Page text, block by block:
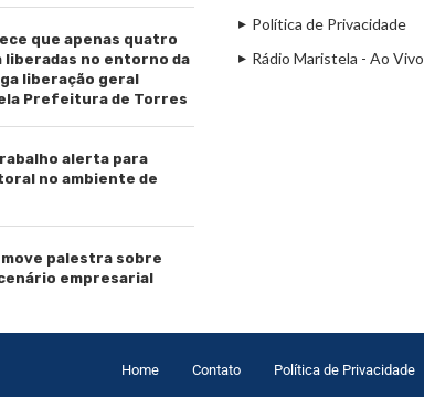
que apenas quatro
no entorno da
liberação geral
Prefeitura de Torres
alerta para
no ambiente de
palestra sobre
cenário empresarial
Política de Privacidade
Rádio Maristela - Ao Vivo
Home Contato Política de Privacidade